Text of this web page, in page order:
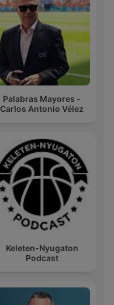
Palabras Mayores -
Carlos Antonio Vélez
Keleten-Nyugaton
Podcast